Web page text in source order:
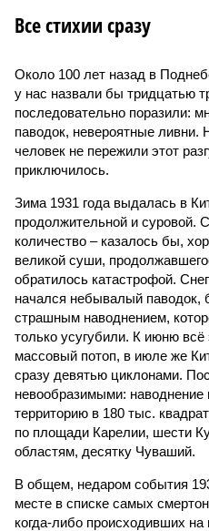
Все стихии сразу
Около 100 лет назад в
у нас назвали бы тридцатью
последовательно поразили:
паводок, невероятные ливни.
человек не пережили этот
приключилось.
Зима 1931 года выдалась в
продолжительной и суровой.
количество – казалось бы,
великой суши,
обратилось катастрофой.
начался небывалый паводок,
страшным наводнением,
только усугубили. К июню всё
массовый потоп, в июле же
сразу девятью циклонами.
невообразимыми: наводнение
территорию в 180 тыс.
по площади Карелии, шести
областям, десятку Чуваший.
В общем, недаром события
месте в списке самых
когда-либо происходивших